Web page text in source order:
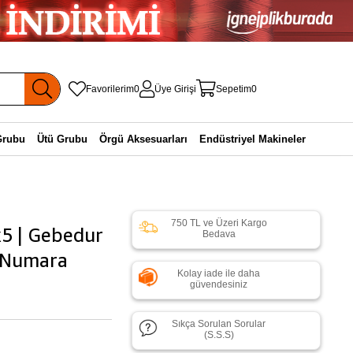
Favorilerim0 Üye Girişi Sepetim0
Ütü Grubu Örgü Aksesuarları Endüstriyel Makineler
| Gebedur
750 TL ve Üzeri Kargo
Bedava
Kolay iade ile daha
güvendesiniz
Sıkça Sorulan Sorular
(S.S.S)